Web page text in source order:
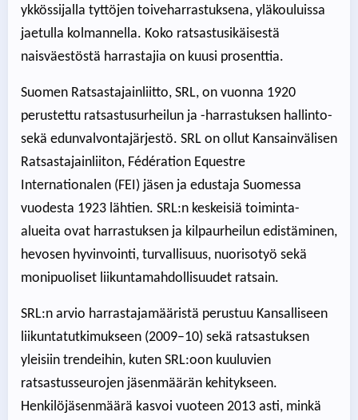
ykkössijalla tyttöjen toiveharrastuksena, yläkouluissa
jaetulla kolmannella. Koko ratsastusikäisestä
naisväestöstä harrastajia on kuusi prosenttia.
Suomen Ratsastajainliitto, SRL, on vuonna 1920
perustettu ratsastusurheilun ja -harrastuksen hallinto-
sekä edunvalvontajärjestö. SRL on ollut Kansainvälisen
Ratsastajainliiton, Fédération Equestre
Internationalen (FEI) jäsen ja edustaja Suomessa
vuodesta 1923 lähtien. SRL:n keskeisiä toiminta-
alueita ovat harrastuksen ja kilpaurheilun edistäminen,
hevosen hyvinvointi, turvallisuus, nuorisotyö sekä
monipuoliset liikuntamahdollisuudet ratsain.
SRL:n arvio harrastajamääristä perustuu Kansalliseen
liikuntatutkimukseen (2009–10) sekä ratsastuksen
yleisiin trendeihin, kuten SRL:oon kuuluvien
ratsastusseurojen jäsenmäärän kehitykseen.
Henkilöjäsenmäärä kasvoi vuoteen 2013 asti, minkä